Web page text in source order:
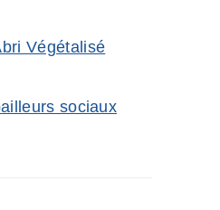
Végétalisé
sociaux